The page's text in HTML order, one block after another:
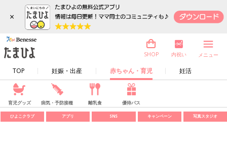
×
TOP 妊娠・出産 赤ちゃん・育児 妊活
SHOP 内祝い メニュー
育児グッズ 病気・予防接種 離乳食 優待パス
ひよこクラブ アプリ SNS キャンペーン 写真スタジオ